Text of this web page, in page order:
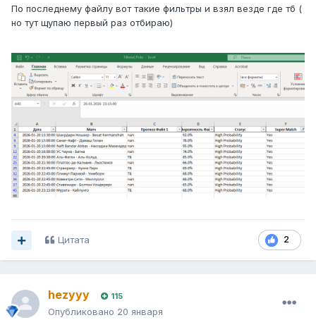
По последнему файлу вот такие фильтры и взял везде где тб (
но тут щупаю первый раз отбираю)
2
Цитата
hezyyy 115
Опубликовано 20 января